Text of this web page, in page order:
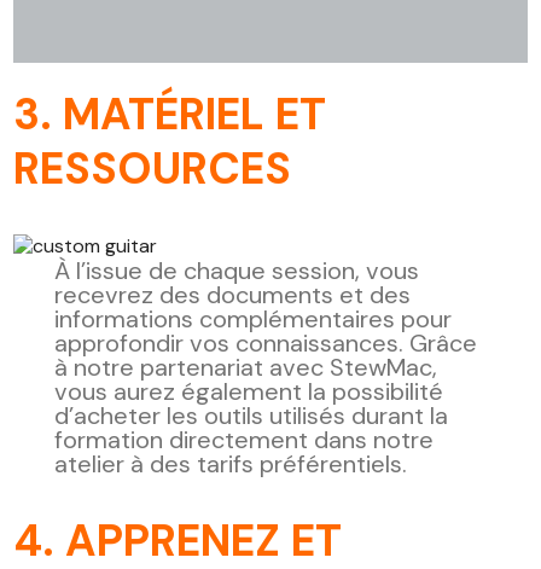
3. MATÉRIEL ET
RESSOURCES
À l’issue de chaque session, vous
recevrez des documents et des
informations complémentaires pour
approfondir vos connaissances. Grâce
à notre partenariat avec StewMac,
vous aurez également la possibilité
d’acheter les outils utilisés durant la
formation directement dans notre
atelier à des tarifs préférentiels.
4. APPRENEZ ET